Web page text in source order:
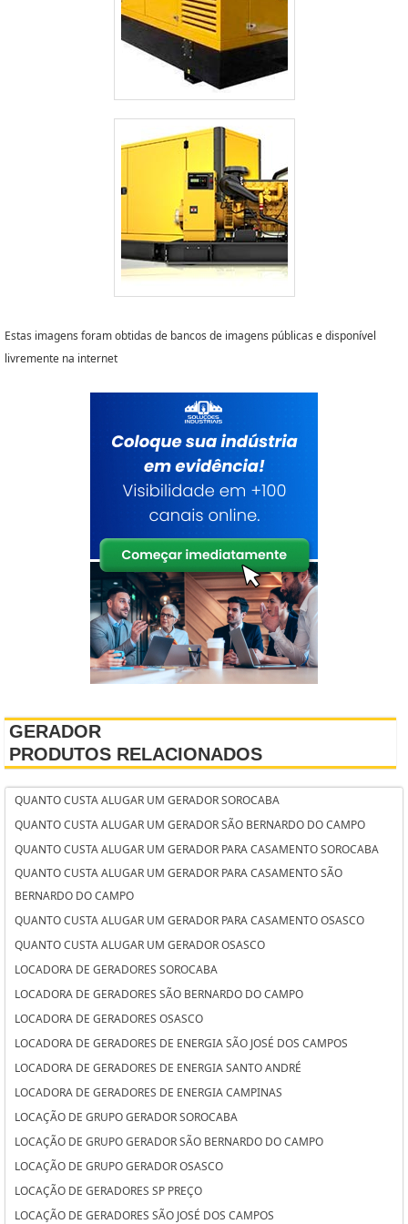
Estas imagens foram obtidas de bancos de imagens públicas e disponível
livremente na internet
GERADOR
PRODUTOS RELACIONADOS
QUANTO CUSTA ALUGAR UM GERADOR SOROCABA
QUANTO CUSTA ALUGAR UM GERADOR SÃO BERNARDO DO CAMPO
QUANTO CUSTA ALUGAR UM GERADOR PARA CASAMENTO SOROCABA
QUANTO CUSTA ALUGAR UM GERADOR PARA CASAMENTO SÃO
BERNARDO DO CAMPO
QUANTO CUSTA ALUGAR UM GERADOR PARA CASAMENTO OSASCO
QUANTO CUSTA ALUGAR UM GERADOR OSASCO
LOCADORA DE GERADORES SOROCABA
LOCADORA DE GERADORES SÃO BERNARDO DO CAMPO
LOCADORA DE GERADORES OSASCO
LOCADORA DE GERADORES DE ENERGIA SÃO JOSÉ DOS CAMPOS
LOCADORA DE GERADORES DE ENERGIA SANTO ANDRÉ
LOCADORA DE GERADORES DE ENERGIA CAMPINAS
LOCAÇÃO DE GRUPO GERADOR SOROCABA
LOCAÇÃO DE GRUPO GERADOR SÃO BERNARDO DO CAMPO
LOCAÇÃO DE GRUPO GERADOR OSASCO
LOCAÇÃO DE GERADORES SP PREÇO
LOCAÇÃO DE GERADORES SÃO JOSÉ DOS CAMPOS